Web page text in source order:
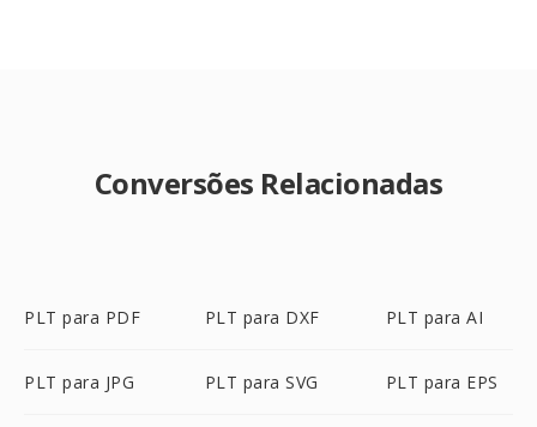
Conversões Relacionadas
PLT para PDF PLT para DXF PLT para AI
PLT para JPG PLT para SVG PLT para EPS